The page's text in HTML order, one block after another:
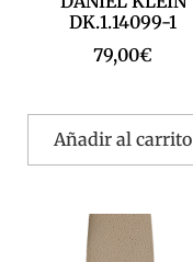
DK.1.14099-1
79,00€
Añadir al carrito